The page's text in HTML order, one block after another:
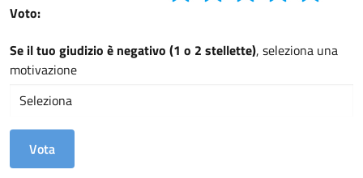
Voto:
Se il tuo giudizio è negativo (1 o 2 stellette), seleziona una
motivazione